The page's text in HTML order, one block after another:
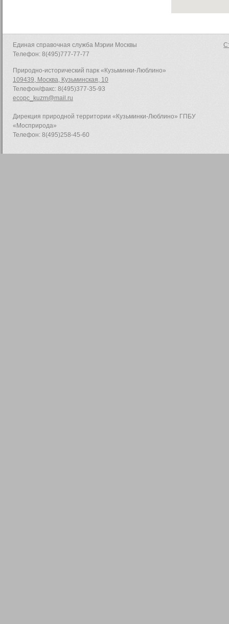
Единая справочная служба Мэрии Москвы
Телефон: 8(495)777-77-77
Природно-исторический парк «Кузьминки-Люблино»
109439, Москва, Кузьминская, 10
Телефон/факс: 8(495)377-35-93
ecopc_kuzm@mail.ru
Дирекция природной территории «Кузьминки-Люблино» ГПБУ
«Мосприрода»
Телефон: 8(495)258-45-60